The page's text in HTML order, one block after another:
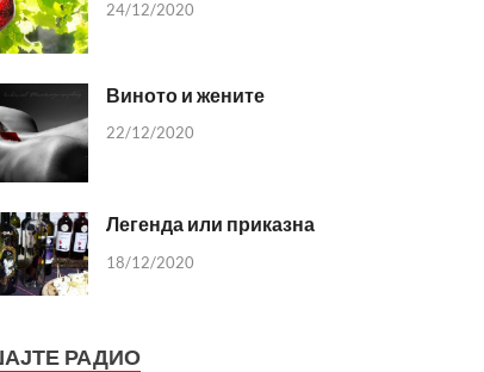
24/12/2020
Виното и жените
22/12/2020
Легенда или приказна
18/12/2020
РАДИО